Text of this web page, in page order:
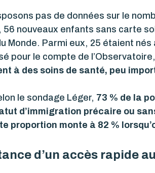
pas de données sur le
56 nouveaux enfants sans carte
Monde. Parmi eux, 25 étaient
pour le compte de l’Observatoire,
à des soins de santé, peu
le sondage Léger, 73 % de la
d’immigration précaire ou
proportion monte à 82 %
d’un accès rapide